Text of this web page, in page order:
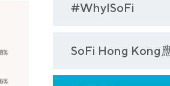
#WhyISoFi
SoFi Hong Kong